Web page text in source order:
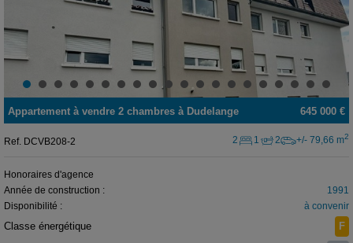
645 000 €
Appartement à vendre 2 chambres à Dudelange
Ref. DCVB208-2 2 1 2 +/- 79,66 m2
Honoraires d'agence
Année de construction :
1991
Disponibilité :
à convenir
Classe énergétique F